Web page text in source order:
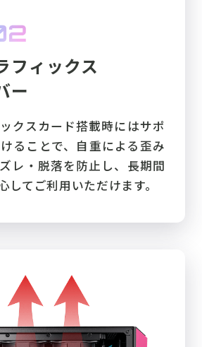
フィックス
ー
クスカード搭載時にはサポ
ることで、自重による歪み
レ・脱落を防止し、長期間
してご利用いただけます。